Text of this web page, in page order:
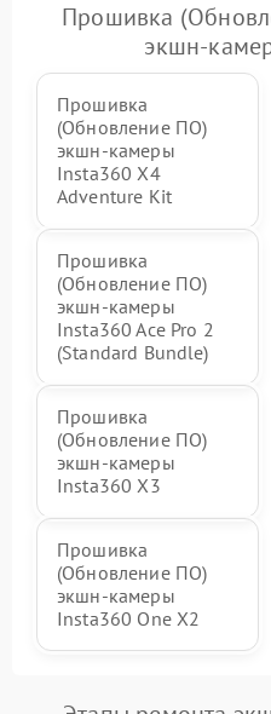
Прошивка
экшн-
Прошивка
(Обновление ПО)
экшн-камеры
Insta360 X4
Adventure Kit
Прошивка
(Обновление ПО)
экшн-камеры
Insta360 Ace Pro 2
(Standard Bundle)
Прошивка
(Обновление ПО)
экшн-камеры
Insta360 X3
Прошивка
(Обновление ПО)
экшн-камеры
Insta360 One X2